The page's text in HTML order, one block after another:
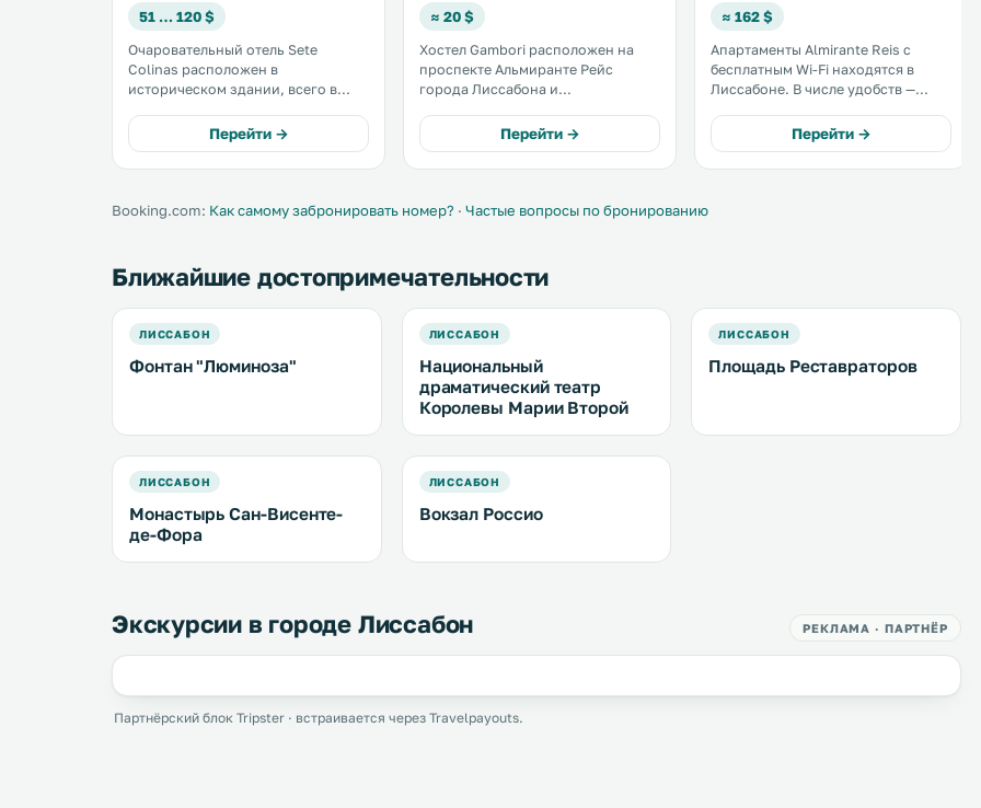
51 … 120 $
Очаровательный отель Sete
Colinas расположен в
историческом здании, всего в
кондиционер и бесплатный Wi-Fi. .
Перейти →
≈ 20 $
Хостел Gambori расположен на
проспекте Альмиранте Рейс
города Лиссабона и
отдельные номера. К услугам
гостей круглосуточная стойка
регистрации. Хостел находится в
метро Anjos. .
Перейти →
≈ 162 $
Апартаменты Almirante Reis с
бесплатным Wi-Fi находятся в
Лиссабоне. В числе удобств —
имеются посудомоечная машина,
духовка и кофемашина.
Предоставляются также
Перейти →
Booking.com: Как самому забронировать номер? · Частые вопросы по бронированию
Ближайшие достопримечательности
ЛИССАБОН
Фонтан "Люминоза"
ЛИССАБОН
Национальный
драматический театр
Королевы Марии Второй
ЛИССАБОН
Площадь Реставраторов
ЛИССАБОН
Монастырь Сан-Висенте-
де-Фора
ЛИССАБОН
Вокзал Россио
Экскурсии в городе Лиссабон РЕКЛАМА · ПАРТНЁР
Партнёрский блок Tripster · встраивается через Travelpayouts.